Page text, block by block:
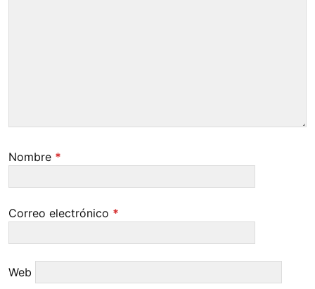
Nombre *
Correo electrónico *
Web